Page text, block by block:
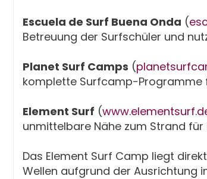
Escuela de Surf Buena Onda (
Betreuung der Surfschüler und
Planet Surf Camps (
komplette Surfcamp-Programme
Element Surf (
unmittelbare Nähe zum Strand
Das Element Surf Camp liegt
Wellen aufgrund der Ausrichtung